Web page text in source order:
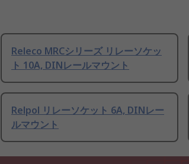
Releco MRCシリーズ リレーソケッ
ト 10A, DINレールマウント
Relpol リレーソケット 6A, DINレー
ルマウント